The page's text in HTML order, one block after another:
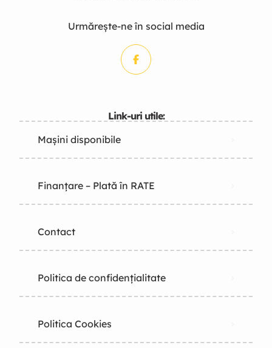
Urmărește-ne în social media
Link-uri utile:
Mașini disponibile
Finanțare – Plată în RATE
Contact
Politica de confidențialitate
Politica Cookies